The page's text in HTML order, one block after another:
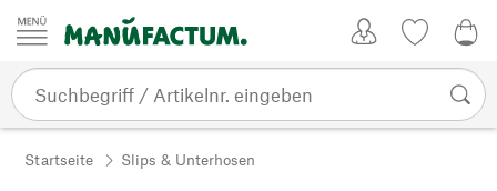
Zum Inhalt springen
Startseite Slips & Unterhosen